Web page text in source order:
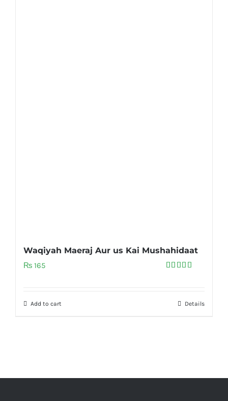
Waqiyah Maeraj Aur us Kai Mushahidaat
₨ 165
Add to cart Details